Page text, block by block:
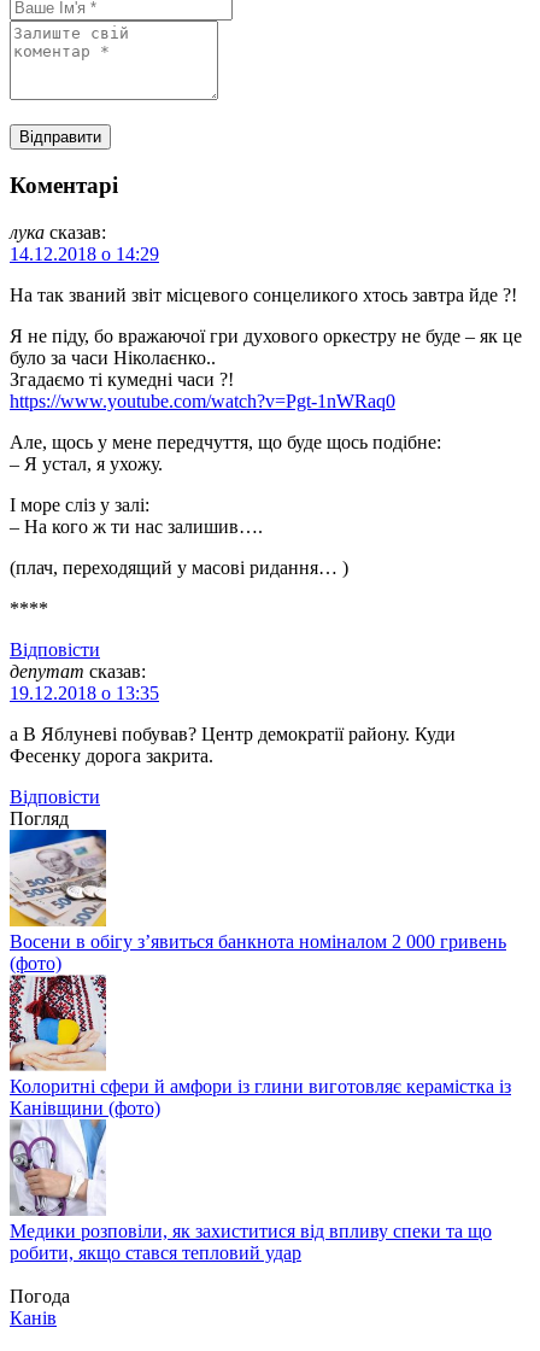
Коментарі
лука сказав:
14.12.2018 о 14:29
На так званий звіт місцевого сонцеликого хтось завтра йде ?!
Я не піду, бо вражаючої гри духового оркестру не буде – як це
було за часи Ніколаєнко..
Згадаємо ті кумедні часи ?!
https://www.youtube.com/watch?v=Pgt-1nWRaq0
Але, щось у мене передчуття, що буде щось подібне:
– Я устал, я ухожу.
І море сліз у залі:
– На кого ж ти нас залишив….
(плач, переходящий у масові ридання… )
****
Відповіcти
депутат сказав:
19.12.2018 о 13:35
а В Яблуневі побував? Центр демократії району. Куди
Фесенку дорога закрита.
Відповіcти
Погляд
Восени в обігу з’явиться банкнота номіналом 2 000 гривень
(фото)
Колоритні сфери й амфори із глини виготовляє керамістка із
Канівщини (фото)
Медики розповіли, як захиститися від впливу спеки та що
робити, якщо стався тепловий удар
Погода
Канів